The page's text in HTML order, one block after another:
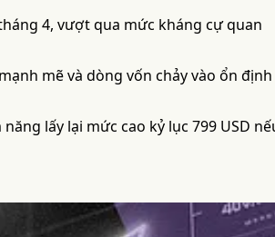
4, vượt qua mức kháng cự quan
mẽ và dòng vốn chảy vào ổn định
lấy lại mức cao kỷ lục 799 USD